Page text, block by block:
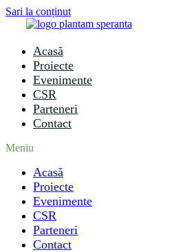
Sari la conținut
Acasă
Proiecte
Evenimente
CSR
Parteneri
Contact
Meniu
Acasă
Proiecte
Evenimente
CSR
Parteneri
Contact